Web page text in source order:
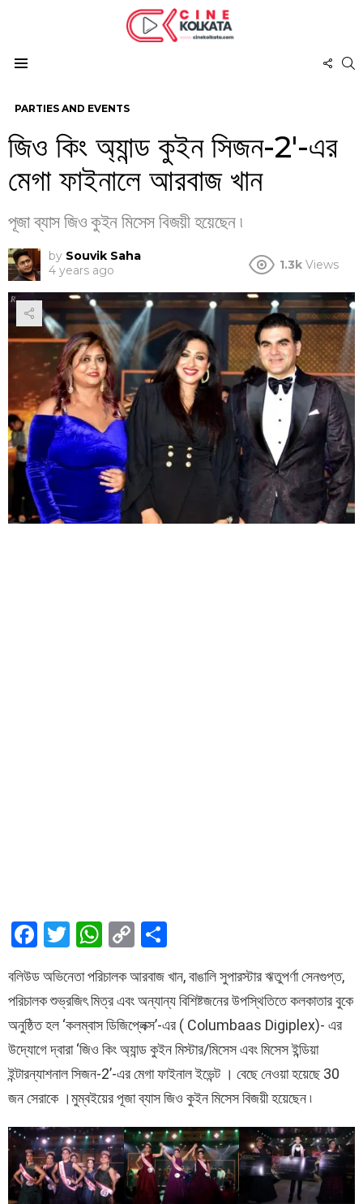
PARTIES AND EVENTS
জিও কিং অ্যান্ড কুইন সিজন-2′-এর
মেগা ফাইনালে আরবাজ খান
পূজা ব্যাস জিও কুইন মিসেস বিজয়ী হয়েছেন ৷
by Souvik Saha
4 years ago
1.3k Views
F
ce
b
o
o
k
T
tt
er
W
at
s
A
p
p
C
py
Li
n
k
ar
e
বলিউড অভিনেতা পরিচালক আরবাজ খান, বাঙালি সুপারস্টার ঋতুপর্ণা সেনগুপ্ত,
পরিচালক শুভ্রজিৎ মিত্র এবং অন্যান্য বিশিষ্টজনের উপস্থিতিতে কলকাতার বুকে
অনুষ্ঠিত হল ‘কলম্বাস ডিজিপ্লেক্স’-এর ( Columbaas Digiplex)- এর
উদ্যোগে দ্বারা ‘জিও কিং অ্যান্ড কুইন মিস্টার/মিসেস এবং মিসেস ইন্ডিয়া
ইন্টারন্যাশনাল সিজন-2’-এর মেগা ফাইনাল ইভেন্ট । বেছে নেওয়া হয়েছে 30
জন সেরাকে ।মুম্বইয়ের পূজা ব্যাস জিও কুইন মিসেস বিজয়ী হয়েছেন ৷